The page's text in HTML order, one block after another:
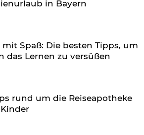
in Bayern
mit Spaß: Die besten Tipps, um
das Lernen zu versüßen
rund um die Reiseapotheke